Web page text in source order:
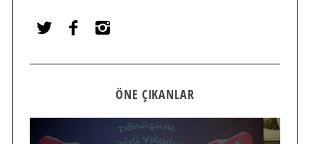
ÖNE ÇIKANLAR